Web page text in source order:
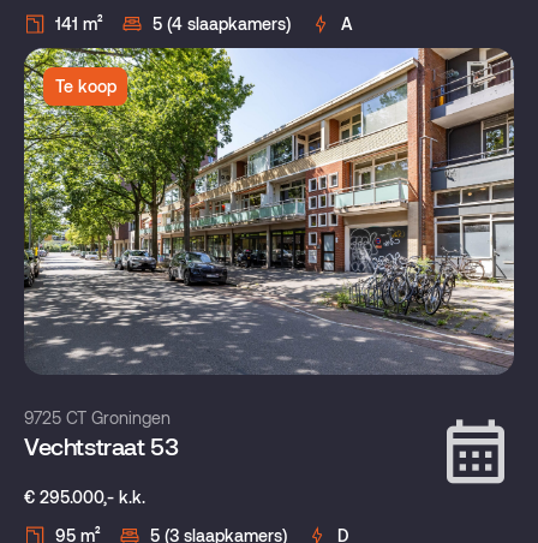
141 m²
5 (4 slaapkamers) A
Te koop
9725 CT Groningen
Vechtstraat 53
€ 295.000,- k.k.
95 m²
5 (3 slaapkamers) D